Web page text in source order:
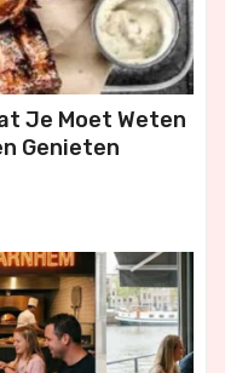
Je Moet Weten
Genieten